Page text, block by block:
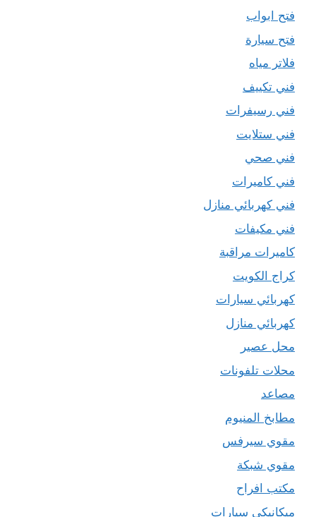
فتح ابواب
فتح سيارة
فلاتر مياه
فني تكييف
فني رسيفرات
فني ستلايت
فني صحي
فني كاميرات
فني كهربائي منازل
فني مكيفات
كاميرات مراقبة
كراج الكويت
كهربائي سيارات
كهربائي منازل
محل عصير
محلات تلفونات
مصاعد
مطابخ المنيوم
مقوي سيرفس
مقوي شبكة
مكتب افراح
ميكانيكي سيارات